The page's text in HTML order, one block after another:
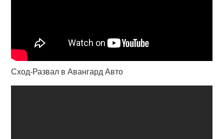
Сход-Развал в Авангард Авто